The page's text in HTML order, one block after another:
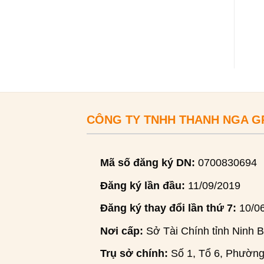
CÔNG TY TNHH THANH NGA
Mã số đăng ký DN: 0700830694
Đăng ký lần đầu: 11/09/2019
Đăng ký thay đổi lần thứ 7: 10/
Nơi cấp: Sở Tài Chính tỉnh Ninh
Trụ sở chính: Số 1, Tổ 6,